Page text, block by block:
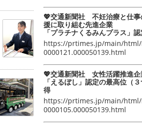
💖交通新聞社 不妊治療と仕事
援に取り組む先進企業
「プラチナくるみんプラス」
https://prtimes.jp/main/
0000121.000050139.html
💖交通新聞社 女性活躍推進企
「えるぼし」認定の最高位（
得
https://prtimes.jp/main/
0000105.000050139.html